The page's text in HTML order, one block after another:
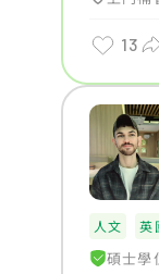
13
人文 英
碩士學